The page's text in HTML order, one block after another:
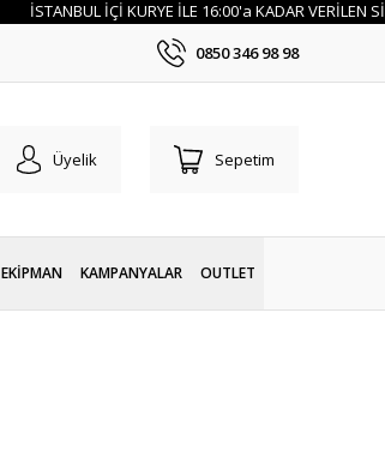
İSTANBUL İÇİ KURYE İLE 16:00'a KADAR VERİLEN
0850 346 98 98
Üyelik Sepetim
EKİPMAN KAMPANYALAR OUTLET